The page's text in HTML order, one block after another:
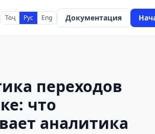
Тоҷ Рус Eng Документация
переходов
что
аналитика